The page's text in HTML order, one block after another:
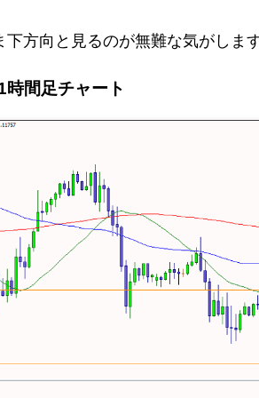
下方向と見るのが無難な気がしま
時間足チャート